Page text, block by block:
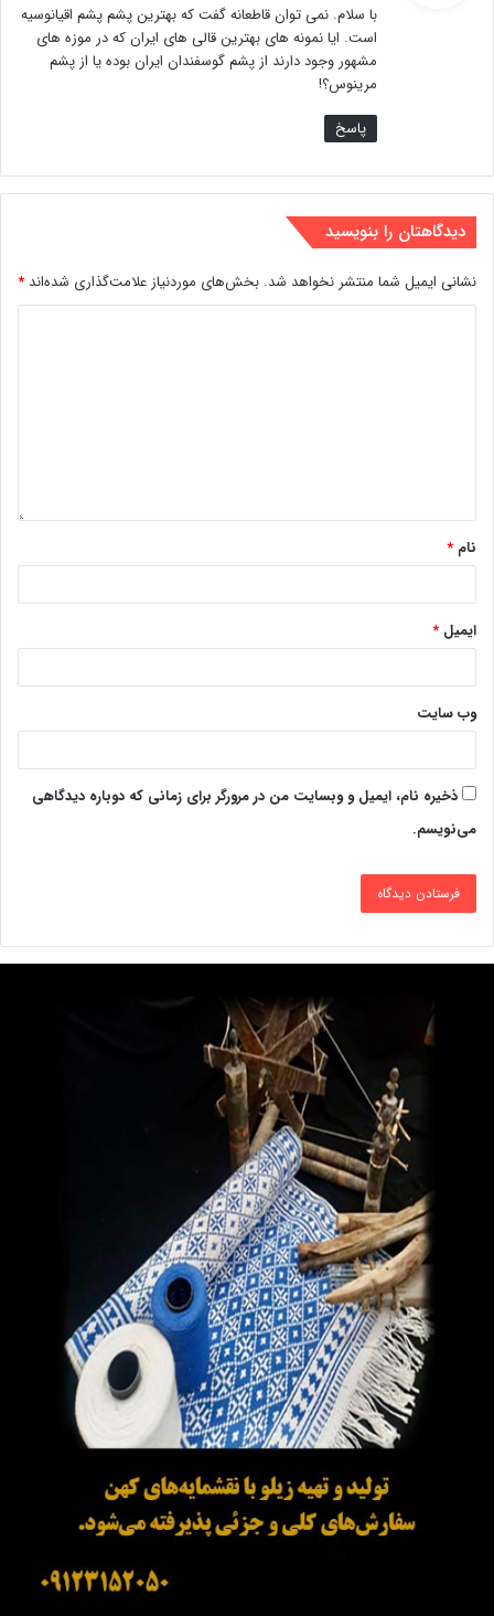
:
با سلام. نمی توان قاطعانه گفت که بهترین پشم پشم اقیانوسیه
است. ایا نمونه های بهترین قالی های ایران که در موزه های
مشهور وجود دارند از پشم گوسفندان ایران بوده یا از پشم
مرینوس؟!
پاسخ
دیدگاهتان را بنویسید
نشانی ایمیل شما منتشر نخواهد شد. بخش‌های موردنیاز علامت‌گذاری شده‌اند *
نام *
ایمیل *
وب‌ سایت
ذخیره نام، ایمیل و وبسایت من در مرورگر برای زمانی که دوباره دیدگاهی
می‌نویسم.